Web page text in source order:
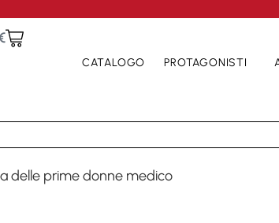
CATALOGO PROTAGONISTI
delle prime donne medico